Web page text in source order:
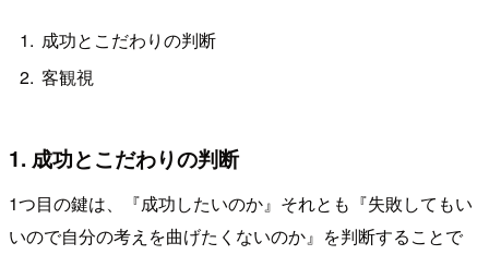
成功とこだわりの判断
客観視
1. 成功とこだわりの判断
1つ目の鍵は、『成功したいのか』それとも『失敗してもい
いので自分の考えを曲げたくないのか』を判断することで